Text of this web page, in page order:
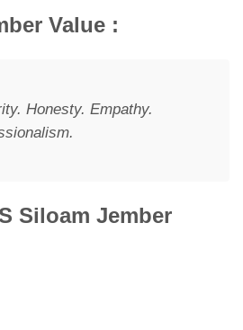
Value :
Honesty. Empathy.
Siloam Jember